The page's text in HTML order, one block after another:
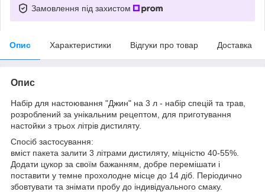
Замовлення під захистом
Опис Характеристики Відгуки про товар Доставка
Опис
Набір для настоювання "Джин" на 3 л - набір спецій та трав,
розроблений за унікальним рецептом, для приготування
настойки з трьох літрів дистиляту.
Спосіб застосування:
вміст пакета залити 3 літрами дистиляту, міцністю 40-55%.
Додати цукор за своїм бажанням, добре перемішати і
поставити у темне прохолодне місце до 14 діб. Періодично
збовтувати та знімати пробу до індивідуального смаку.